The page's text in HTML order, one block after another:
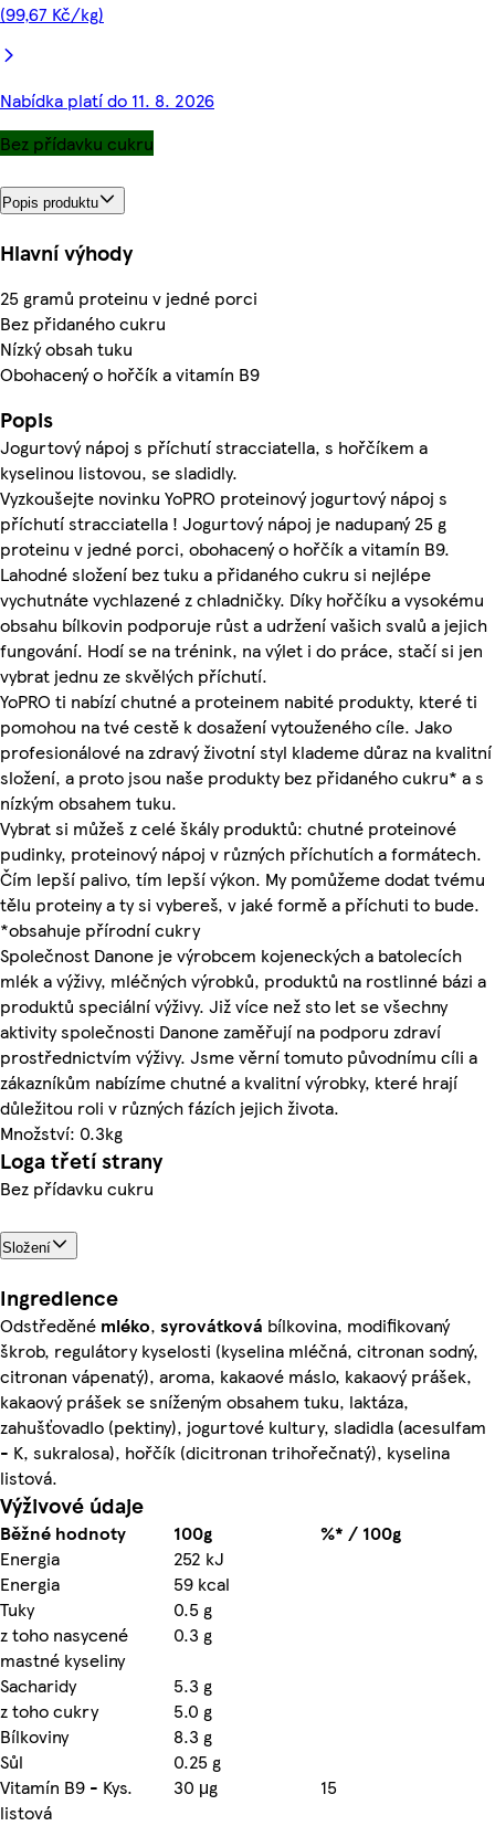
(99,67 Kč/kg)
Nabídka platí do 11. 8. 2026
Bez přídavku cukru
Popis produktu
Hlavní výhody
25 gramů proteinu v jedné porci
Bez přidaného cukru
Nízký obsah tuku
Obohacený o hořčík a vitamín B9
Popis
Jogurtový nápoj s příchutí stracciatella, s hořčíkem a
kyselinou listovou, se sladidly.
Vyzkoušejte novinku YoPRO proteinový jogurtový nápoj s
příchutí stracciatella ! Jogurtový nápoj je nadupaný 25 g
proteinu v jedné porci, obohacený o hořčík a vitamín B9.
Lahodné složení bez tuku a přidaného cukru si nejlépe
vychutnáte vychlazené z chladničky. Díky hořčíku a vysokému
obsahu bílkovin podporuje růst a udržení vašich svalů a jejich
fungování. Hodí se na trénink, na výlet i do práce, stačí si jen
vybrat jednu ze skvělých příchutí.
YoPRO ti nabízí chutné a proteinem nabité produkty, které ti
pomohou na tvé cestě k dosažení vytouženého cíle. Jako
profesionálové na zdravý životní styl klademe důraz na kvalitní
složení, a proto jsou naše produkty bez přidaného cukru* a s
nízkým obsahem tuku.
Vybrat si můžeš z celé škály produktů: chutné proteinové
pudinky, proteinový nápoj v různých příchutích a formátech.
Čím lepší palivo, tím lepší výkon. My pomůžeme dodat tvému
tělu proteiny a ty si vybereš, v jaké formě a příchuti to bude.
*obsahuje přírodní cukry
Společnost Danone je výrobcem kojeneckých a batolecích
mlék a výživy, mléčných výrobků, produktů na rostlinné bázi a
produktů speciální výživy. Již více než sto let se všechny
aktivity společnosti Danone zaměřují na podporu zdraví
prostřednictvím výživy. Jsme věrní tomuto původnímu cíli a
zákazníkům nabízíme chutné a kvalitní výrobky, které hrají
důležitou roli v různých fázích jejich života.
Množství: 0.3kg
Loga třetí strany
Bez přídavku cukru
Složení
Ingredience
Odstředěné mléko, syrovátková bílkovina, modifikovaný
škrob, regulátory kyselosti (kyselina mléčná, citronan sodný,
citronan vápenatý), aroma, kakaové máslo, kakaový prášek,
kakaový prášek se sníženým obsahem tuku, laktáza,
zahušťovadlo (pektiny), jogurtové kultury, sladidla (acesulfam
- K, sukralosa), hořčík (dicitronan trihořečnatý), kyselina
listová.
Výživové údaje
Běžné hodnoty 100g
%* / 100g
Energia
252 kJ
Energia
59 kcal
Tuky
0.5 g
z toho nasycené
mastné kyseliny
0.3 g
Sacharidy
5.3 g
z toho cukry
5.0 g
Bílkoviny
8.3 g
Sůl
0.25 g
Vitamín B9 - Kys.
listová
30 μg
15